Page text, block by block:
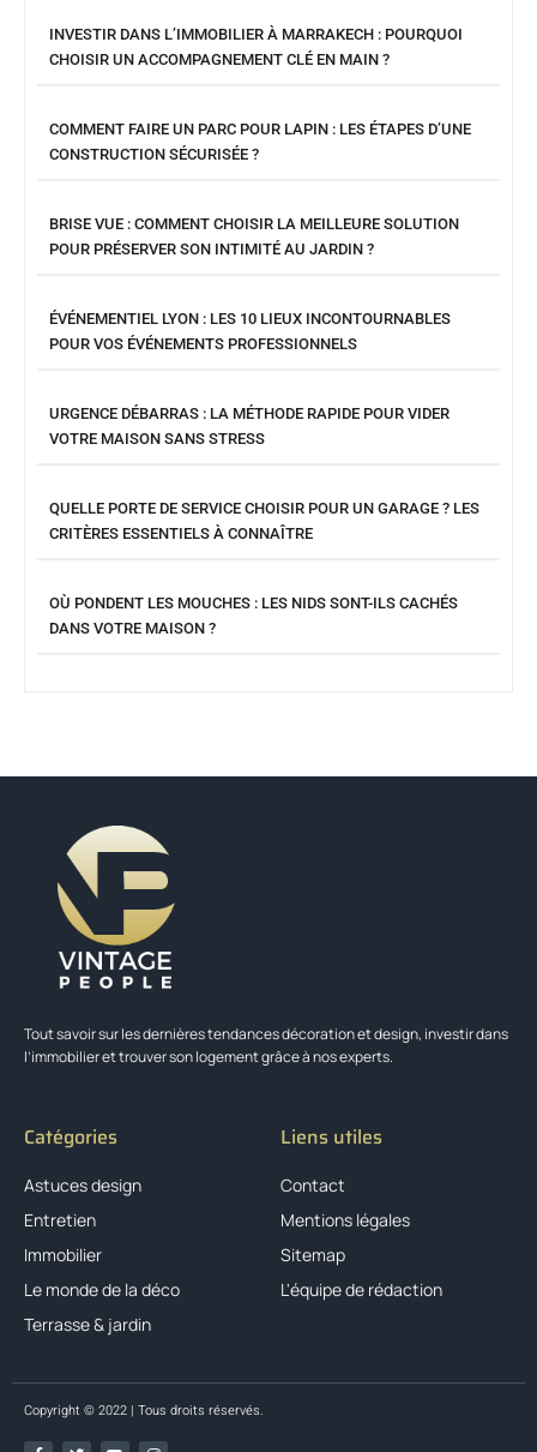
INVESTIR DANS L’IMMOBILIER À MARRAKECH : POURQUOI
CHOISIR UN ACCOMPAGNEMENT CLÉ EN MAIN ?
COMMENT FAIRE UN PARC POUR LAPIN : LES ÉTAPES D’UNE
CONSTRUCTION SÉCURISÉE ?
BRISE VUE : COMMENT CHOISIR LA MEILLEURE SOLUTION
POUR PRÉSERVER SON INTIMITÉ AU JARDIN ?
ÉVÉNEMENTIEL LYON : LES 10 LIEUX INCONTOURNABLES
POUR VOS ÉVÉNEMENTS PROFESSIONNELS
URGENCE DÉBARRAS : LA MÉTHODE RAPIDE POUR VIDER
VOTRE MAISON SANS STRESS
QUELLE PORTE DE SERVICE CHOISIR POUR UN GARAGE ? LES
CRITÈRES ESSENTIELS À CONNAÎTRE
OÙ PONDENT LES MOUCHES : LES NIDS SONT-ILS CACHÉS
DANS VOTRE MAISON ?
Tout savoir sur les dernières tendances décoration et design, investir dans
l’immobilier et trouver son logement grâce à nos experts.
Catégories
Astuces design
Entretien
Immobilier
Le monde de la déco
Terrasse & jardin
Liens utiles
Contact
Mentions légales
Sitemap
L'équipe de rédaction
Copyright © 2022 | Tous droits réservés.